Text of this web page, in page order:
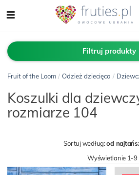
Filtruj produkty
Fruit of the Loom / Odzież dziecięca /
Koszulki dla
rozmiarze 104
Sortuj według:od
Wyświetlanie 1-9